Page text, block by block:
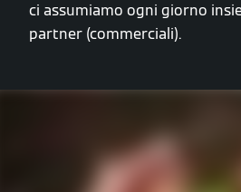
ci assumiamo ogni giorno
partner (commerciali).